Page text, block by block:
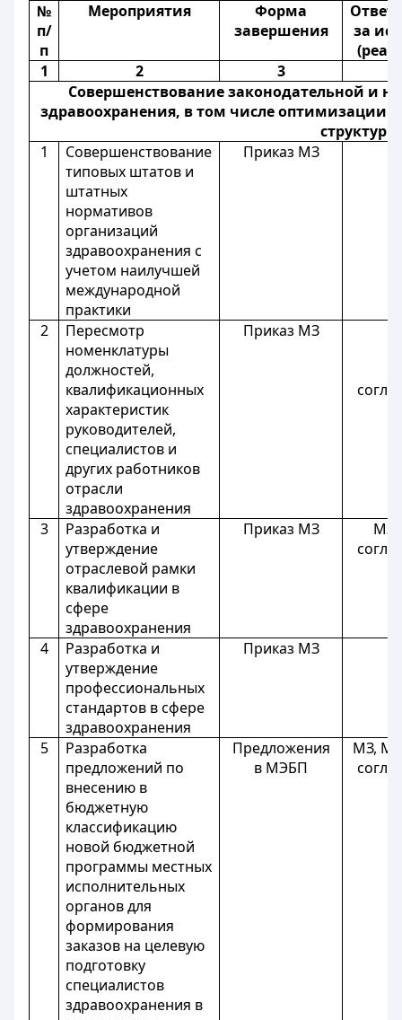
№
п/
п
Мероприятия
Форма
завершения
за
1
2
3
Совершенствование законодательной и
здравоохранения, в том числе оптимизации
1
Совершенствование
типовых штатов и
штатных
нормативов
организаций
здравоохранения с
учетом наилучшей
международной
практики
Приказ МЗ
2
Пересмотр
номенклатуры
должностей,
квалификационных
характеристик
руководителей,
специалистов и
других работников
отрасли
здравоохранения
Приказ МЗ
3
Разработка и
утверждение
отраслевой рамки
квалификации в
сфере
здравоохранения
Приказ МЗ
МЗ,
4
Разработка и
утверждение
профессиональных
стандартов в сфере
здравоохранения
Приказ МЗ
5
Разработка
предложений по
внесению в
бюджетную
классификацию
новой бюджетной
программы местных
исполнительных
органов для
формирования
заказов на целевую
подготовку
специалистов
здравоохранения в
Предложения
в МЭБП
МЗ,